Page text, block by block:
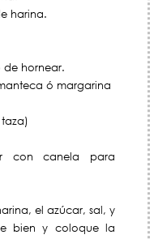
harina.
hornear.
ó margarina
con canela para
el azúcar, sal, y
bien y coloque la